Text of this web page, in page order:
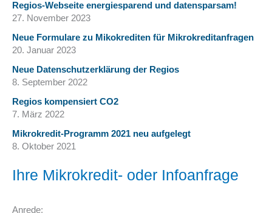
Regios-Webseite energiesparend und datensparsam!
27. November 2023
Neue Formulare zu Mikokrediten für Mikrokreditanfragen
20. Januar 2023
Neue Datenschutzerklärung der Regios
8. September 2022
Regios kompensiert CO2
7. März 2022
Mikrokredit-Programm 2021 neu aufgelegt
8. Oktober 2021
Ihre Mikrokredit- oder Infoanfrage
Anrede: